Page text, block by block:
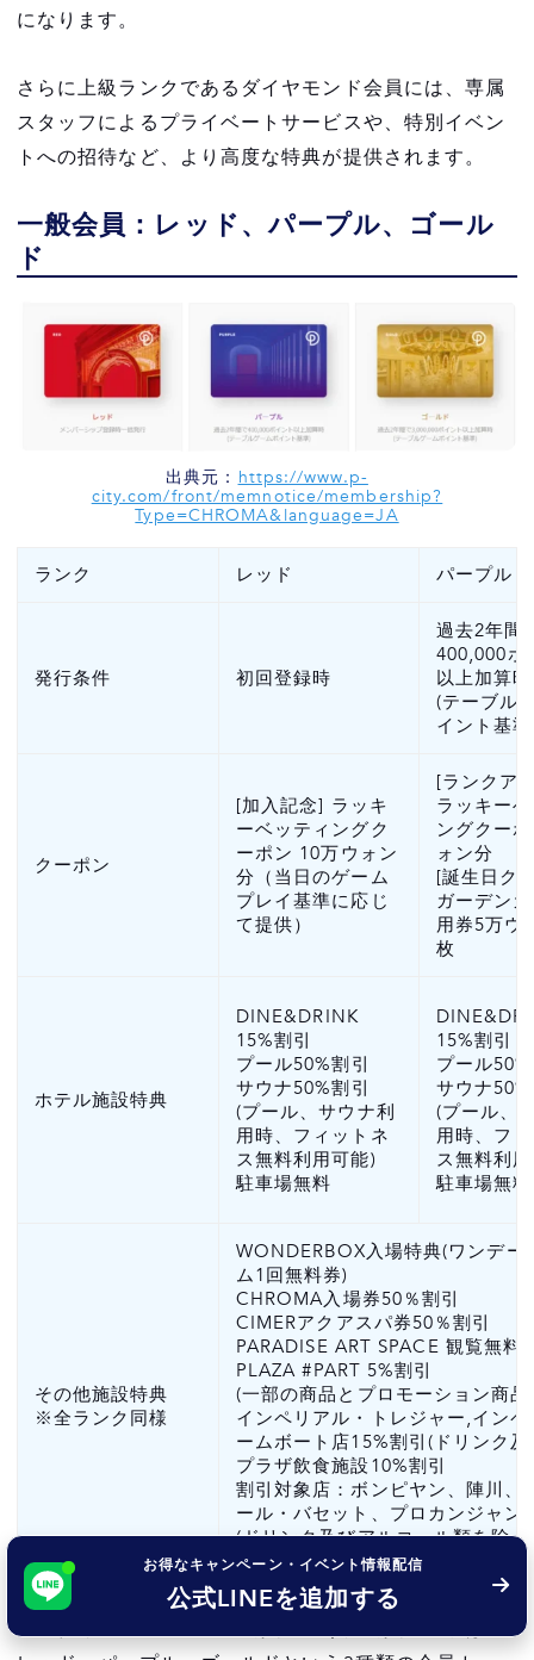
になります。
さらに上級ランクであるダイヤモンド会員には、専属
スタッフによるプライベートサービスや、特別イベン
トへの招待など、より高度な特典が提供されます。
一般会員：レッド、パープル、ゴール
ド
出典元： https://www.p-
city.com/front/memnotice/membership?
Type=CHROMA&language=JA
ランク レッド パープル
発行条件 初回登録時
過去2年間
400,000ポ
以上加算時
(テーブル
イント基
クーポン
[加入記念] ラッキ
ーベッティングク
ーポン 10万ウォン
分（当日のゲーム
プレイ基準に応じ
て提供）
[ランクア
ラッキー
ングクー
ォン分
[誕生日ク
ガーデン
用券5万ウ
枚
ホテル施設特典
DINE&DRINK
15%割引
プール50%割引
サウナ50%割引
(プール、サウナ利
用時、フィットネ
ス無料利用可能)
駐車場無料
15%割引
プール
サウナ
(プール、
用時、フ
ス無料利
駐車場無料
その他施設特典
※全ランク同様
WONDERBOX入場特典(ワンデ
ム1回無料券)
CHROMA入場券50％割引
CIMERアクアスパ券50％割引
PARADISE ART SPACE 観覧無料
PLAZA #PART 5%割引
(一部の商品とプロモーション商
インペリアル・トレジャー,イン
ームボート店15%割引(ドリンク
プラザ飲食施設10%割引
割引対象店：ボンピヤン、陣川
ール・バセット、プロカンジャン
(ドリンク及びアルコール類を除く
プラザ AND COFFEE LAB 15%
パラダイスシティの一般会員に向けた会員カードは、
お得なキャンペーン・イベント情報配信
公式LINEを追加する